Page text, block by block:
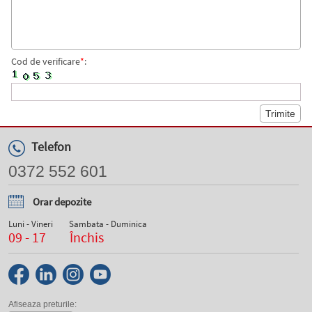
Cod de verificare*:
Telefon
0372 552 601
Orar depozite
Luni - Vineri
09 - 17
Sambata - Duminica
Închis
Afiseaza preturile: